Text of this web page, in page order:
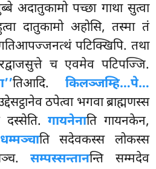
अदातुकामो पच्छा गाथा सुत्वा
दातुकामो अहोसि, तस्मा तं
पटिक्खिपि. तथा
च एवमेव पटिपज्जि.
तिआदि. किलञ्जम्हि…पे…
ठपेत्वा भगवा ब्राह्मणस्स
दस्सेति.गायनेनाति गायनकेन,
ति सदेवकस्स लोकस्स
सम्पस्सन्तानन्ति सम्मदेव